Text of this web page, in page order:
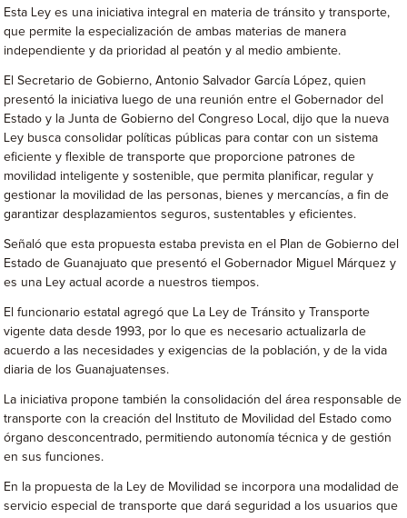
Esta Ley es una iniciativa integral en materia de tránsito y transporte,
que permite la especialización de ambas materias de manera
independiente y da prioridad al peatón y al medio ambiente.
El Secretario de Gobierno, Antonio Salvador García López, quien
presentó la iniciativa luego de una reunión entre el Gobernador del
Estado y la Junta de Gobierno del Congreso Local, dijo que la nueva
Ley busca consolidar políticas públicas para contar con un sistema
eficiente y flexible de transporte que proporcione patrones de
movilidad inteligente y sostenible, que permita planificar, regular y
gestionar la movilidad de las personas, bienes y mercancías, a fin de
garantizar desplazamientos seguros, sustentables y eficientes.
Señaló que esta propuesta estaba prevista en el Plan de Gobierno del
Estado de Guanajuato que presentó el Gobernador Miguel Márquez y
es una Ley actual acorde a nuestros tiempos.
El funcionario estatal agregó que La Ley de Tránsito y Transporte
vigente data desde 1993, por lo que es necesario actualizarla de
acuerdo a las necesidades y exigencias de la población, y de la vida
diaria de los Guanajuatenses.
La iniciativa propone también la consolidación del área responsable de
transporte con la creación del Instituto de Movilidad del Estado como
órgano desconcentrado, permitiendo autonomía técnica y de gestión
en sus funciones.
En la propuesta de la Ley de Movilidad se incorpora una modalidad de
servicio especial de transporte que dará seguridad a los usuarios que